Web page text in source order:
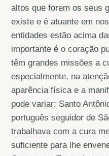
altos que forem os seus
existe e é atuante em
entidades estão acima
importante é o coração
têm grandes missões a
especialmente, na
aparência física e a
pode variar: Santo
português seguidor de
trabalhava com a cura
suficiente para lhe